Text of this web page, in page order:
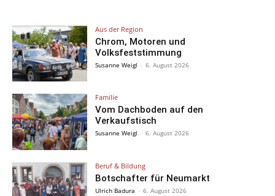
Aus der Region
Chrom, Motoren und
Volksfeststimmung
Susanne Weigl - 6. August 2026
Familie
Vom Dachboden auf den
Verkaufstisch
Susanne Weigl - 6. August 2026
Beruf & Bildung
Botschafter für Neumarkt
Ulrich Badura - 6. August 2026